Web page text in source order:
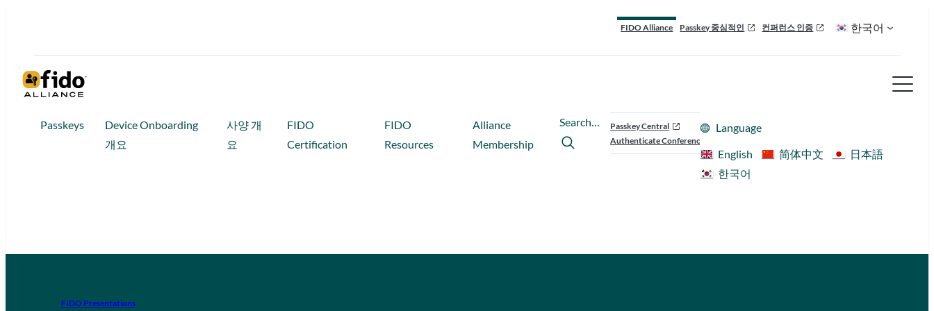
FIDO Alliance Passkey 중심적인 컨퍼런스 인증 한국어
Passkeys
Device Onboarding
개요
사양 개
요
FIDO
Certification
FIDO
Resources
Alliance
Membership
Search…
Passkey Central
Authenticate Conference
Language
English
简体中文
日本語
한국어
FIDO Presentations